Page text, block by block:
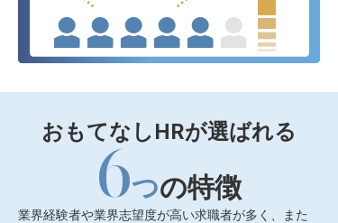
おもてなしHRが選ばれる
6つの特徴
業界経験者や業界志望度が高い求職者が多く、また